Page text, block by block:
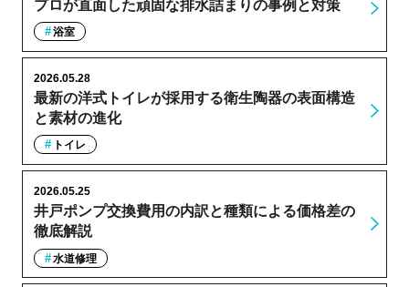
プロが直面した頑固な排水詰まりの事例と対策
浴室
最新の洋式トイレが採用する衛生陶器の表面構造
と素材の進化
2026.05.28
トイレ
井戸ポンプ交換費用の内訳と種類による価格差の
徹底解説
2026.05.25
水道修理